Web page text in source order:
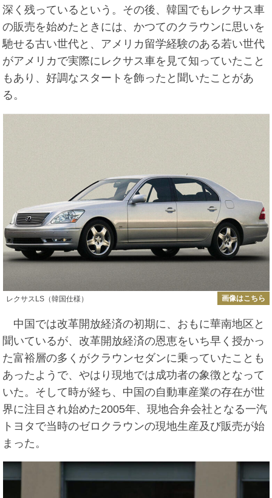
深く残っているという。その後、韓国でもレクサス車
の販売を始めたときには、かつてのクラウンに思いを
馳せる古い世代と、アメリカ留学経験のある若い世代
がアメリカで実際にレクサス車を見て知っていたこと
もあり、好調なスタートを飾ったと聞いたことがあ
る。
レクサスLS（韓国仕様） 画像はこちら
中国では改革開放経済の初期に、おもに華南地区と
聞いているが、改革開放経済の恩恵をいち早く授かっ
た富裕層の多くがクラウンセダンに乗っていたことも
あったようで、やはり現地では成功者の象徴となって
いた。そして時が経ち、中国の自動車産業の存在が世
界に注目され始めた2005年、現地合弁会社となる一汽
トヨタで当時のゼロクラウンの現地生産及び販売が始
まった。